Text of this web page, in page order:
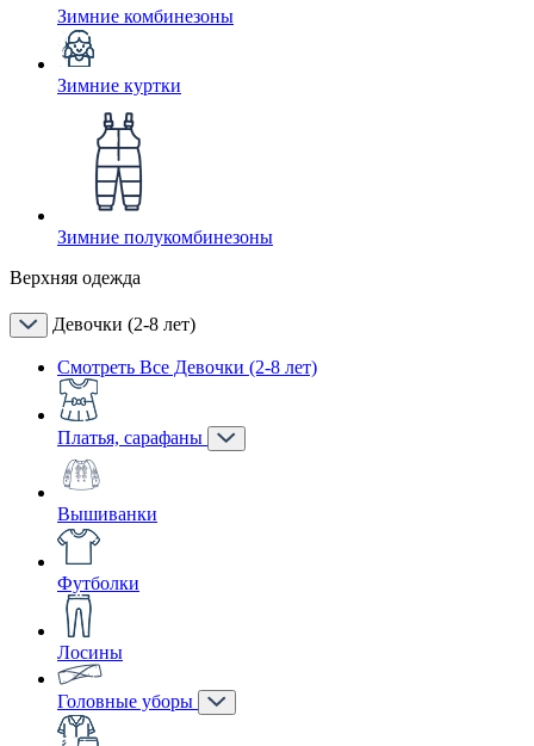
Зимние комбинезоны
Зимние куртки
Зимние полукомбинезоны
Верхняя одежда
Девочки (2-8 лет)
Смотреть Все Девочки (2-8 лет)
Платья, сарафаны
Вышиванки
Футболки
Лосины
Головные уборы